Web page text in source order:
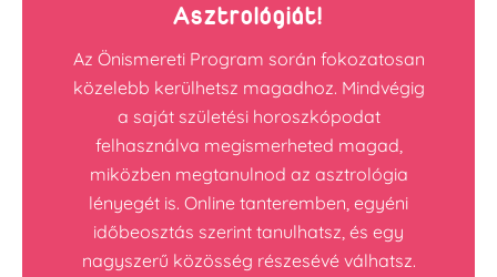
Asztrológiát!
Az Önismereti Program során fokozatosan
közelebb kerülhetsz magadhoz. Mindvégig
a saját születési horoszkópodat
felhasználva megismerheted magad,
miközben megtanulnod az asztrológia
lényegét is. Online tanteremben, egyéni
időbeosztás szerint tanulhatsz, és egy
nagyszerű közösség részesévé válhatsz.